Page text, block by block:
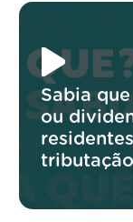
Sabia
ou